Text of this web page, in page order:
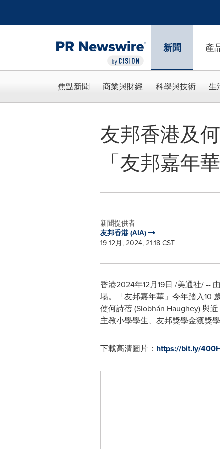
新聞 產
焦點新聞 商業與財經 科學與技術 生
友邦香港及
「友邦嘉年
新聞提供者
友邦香港 (AIA)
19 12月, 2024, 21:18 CST
香港2024年12月19日 /美通社/ --
場。「友邦嘉年華」今年踏入10
使何詩蓓 (Siobhán Haughey) 與
主教小學學生、友邦獎學金獲獎
下載高清圖片： https://bit.ly/